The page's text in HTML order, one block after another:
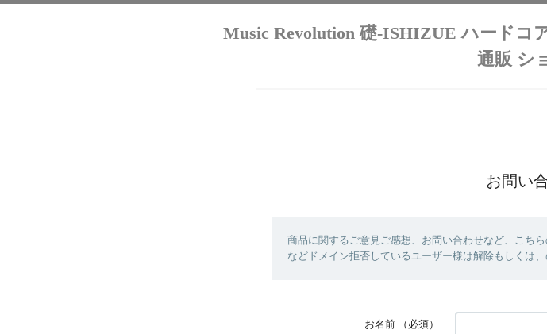
Music Revolution 礎-ISHIZUE ハードコ
通販 シ
お問い
商品に関するご意見ご感想、お問い合わせなど、こち
などドメイン拒否しているユーザー様は解除もしくは、
お名前 （必須）